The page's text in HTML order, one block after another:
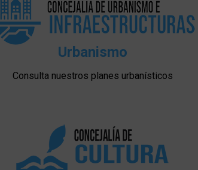
Urbanismo
Consulta nuestros planes urbanísticos